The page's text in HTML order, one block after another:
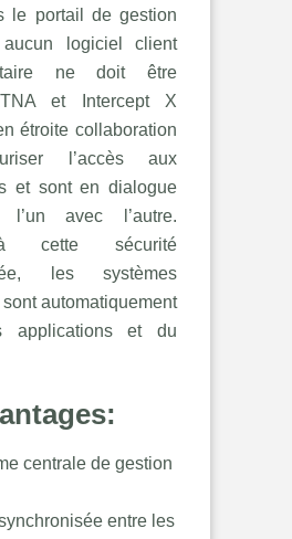
le portail de gestion
logiciel client
ne doit être
et Intercept X
étroite collaboration
l’accès aux
et sont en dialogue
l’un avec l’autre.
cette sécurité
les systèmes
automatiquement
applications et du
centrale de gestion
entre les